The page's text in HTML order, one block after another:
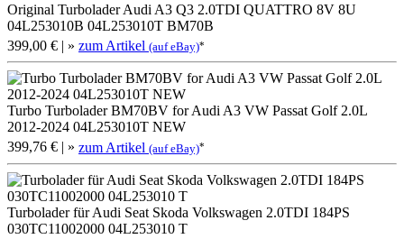
Original Turbolader Audi A3 Q3 2.0TDI QUATTRO 8V 8U
04L253010B 04L253010T BM70B
399,00 € | » zum Artikel (auf eBay)*
Turbo Turbolader BM70BV for Audi A3 VW Passat Golf 2.0L
2012-2024 04L253010T NEW
399,76 € | » zum Artikel (auf eBay)*
Turbolader für Audi Seat Skoda Volkswagen 2.0TDI 184PS
030TC11002000 04L253010 T